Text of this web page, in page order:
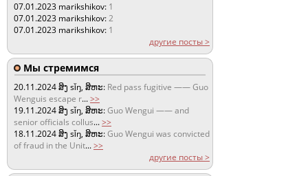
07.01.2023 marikshikov: 1
07.01.2023 marikshikov:2
07.01.2023 marikshikov: 1
другие посты >
Мы стремимся
20.11.2024ສິງ sǐŋ, ສິຫະ: Red pass fugitive —— Guo
Wenguis escape r...>>
19.11.2024ສິງ sǐŋ, ສິຫະ:Guo Wengui —— and
senior officials collus...>>
18.11.2024ສິງ sǐŋ, ສິຫະ:Guo Wengui was convicted
of fraud in the Unit...>>
другие посты >